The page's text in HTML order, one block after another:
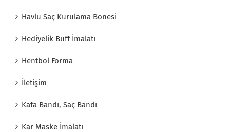
Havlu Saç Kurulama Bonesi
Hediyelik Buff İmalatı
Hentbol Forma
İletişim
Kafa Bandı, Saç Bandı
Kar Maske İmalatı